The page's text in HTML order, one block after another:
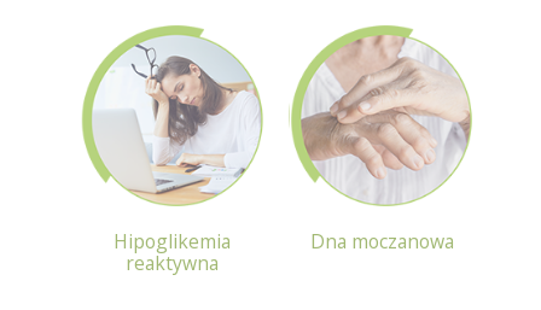
Hipoglikemia
reaktywna
Dna moczanowa